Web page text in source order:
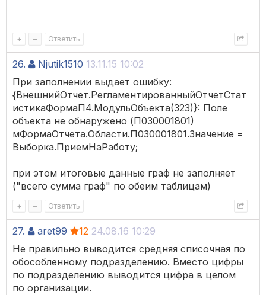
+ – Ответить
26. Njutik1510 13.11.15 10:02
При заполнении выдает ошибку:
{ВнешнийОтчет.РегламентированныйОтчетСтат
истикаФормаП4.МодульОбъекта(323)}: Поле
объекта не обнаружено (П030001801)
мФормаОтчета.Области.П030001801.Значение =
Выборка.ПриемНаРаботу;
при этом итоговые данные граф не заполняет
("всего сумма граф" по обеим таблицам)
+ – Ответить
27. aret99 12 24.08.16 10:29
Не правильно выводится средняя списочная по
обособленному подразделению. Вместо цифры
по подразделению выводится цифра в целом
по организации.